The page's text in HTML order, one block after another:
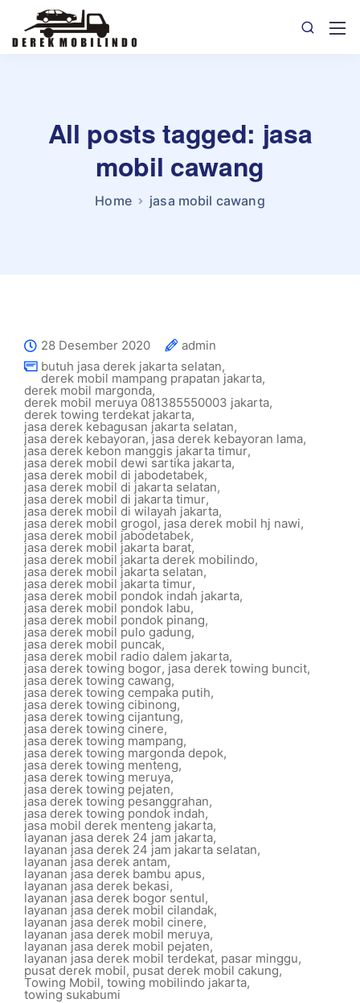
All posts tagged: jasa
mobil cawang
Home jasa mobil cawang
28 Desember 2020
admin
butuh jasa derek jakarta selatan,
derek mobil mampang prapatan jakarta,
derek mobil margonda,
derek mobil meruya 081385550003 jakarta,
derek towing terdekat jakarta,
jasa derek kebagusan jakarta selatan,
jasa derek kebayoran,jasa derek kebayoran lama,
jasa derek kebon manggis jakarta timur,
jasa derek mobil dewi sartika jakarta,
jasa derek mobil di jabodetabek,
jasa derek mobil di jakarta selatan,
jasa derek mobil di jakarta timur,
jasa derek mobil di wilayah jakarta,
jasa derek mobil grogol, jasa derek mobil hj nawi,
jasa derek mobil jabodetabek,
jasa derek mobil jakarta barat,
jasa derek mobil jakarta derek mobilindo,
jasa derek mobil jakarta selatan,
jasa derek mobil jakarta timur,
jasa derek mobil pondok indah jakarta,
jasa derek mobil pondok labu,
jasa derek mobil pondok pinang,
jasa derek mobil pulo gadung,
jasa derek mobil puncak,
jasa derek mobil radio dalem jakarta,
jasa derek towing bogor, jasa derek towing buncit,
jasa derek towing cawang,
jasa derek towing cempaka putih,
jasa derek towing cibinong,
jasa derek towing cijantung,
jasa derek towing cinere,
jasa derek towing mampang,
jasa derek towing margonda depok,
jasa derek towing menteng,
jasa derek towing meruya,
jasa derek towing pejaten,
jasa derek towing pesanggrahan,
jasa derek towing pondok indah,
jasa mobil derek menteng jakarta,
layanan jasa derek 24 jam jakarta,
layanan jasa derek 24 jam jakarta selatan,
layanan jasa derek antam,
layanan jasa derek bambu apus,
layanan jasa derek bekasi,
layanan jasa derek bogor sentul,
layanan jasa derek mobil cilandak,
layanan jasa derek mobil cinere,
layanan jasa derek mobil meruya,
layanan jasa derek mobil pejaten,
layanan jasa derek mobil terdekat, pasar minggu,
pusat derek mobil, pusat derek mobil cakung,
Towing Mobil, towing mobilindo jakarta,
towing sukabumi